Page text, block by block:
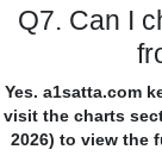
Q7. Can I
Yes. a1satta.com
visit the charts
2026) to view the